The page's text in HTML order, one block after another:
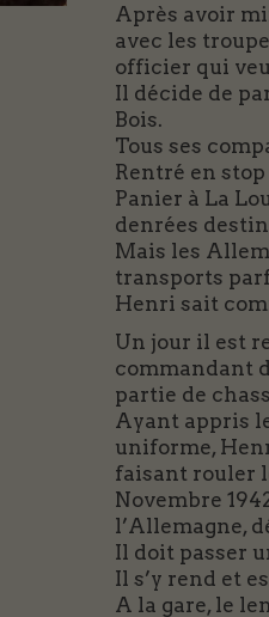
Après avoir
avec les
officier qui
Il décide de
Bois.
Tous ses
Rentré en
Panier à La
denrées
Mais les
transports
Henri sait
Un jour il est
commandant
partie de
Ayant appris
uniforme,
faisant rouler
Novembre
l’Allemagne,
Il doit passer
Il s’y rend et
A la gare, le